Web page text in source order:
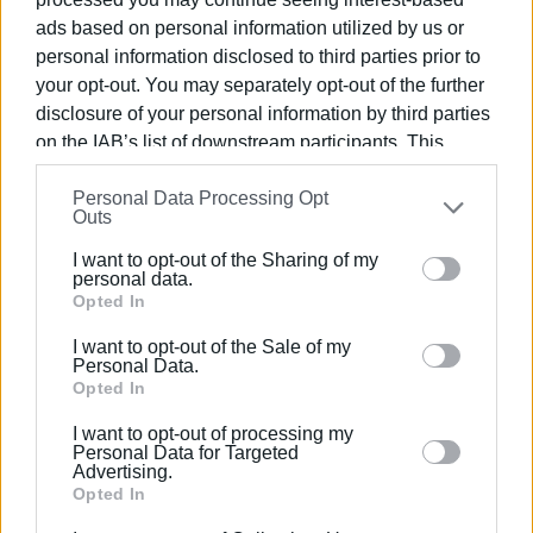
ads based on personal information utilized by us or
personal information disclosed to third parties prior to
your opt-out. You may separately opt-out of the further
disclosure of your personal information by third parties
on the IAB’s list of downstream participants. This
information may also be disclosed by us to third parties
on theIAB’s List of Downstream Participants
that may
further disclose it to other third parties.
Please note that this website/app uses one or more
Google services and may gather and store information
behaviour. You may click to grant or deny consent to
Google and its third-party tags to use your data for
section.
Personal Data Processing Opt
Outs
I want to opt-out of the Sharing of my
personal data.
Opted In
I want to opt-out of the Sale of my
Personal Data.
Opted In
I want to opt-out of processing my
Personal Data for Targeted
Advertising.
Opted In
τη θάλασσα και το δημόσιο συμφέρον. Και ταυτόχρονα
αν η Κέρκυρα θα έχει, επιτέλους, μια πολιτική που να
συνδέει κάθε νέα δραστηριότητα με τα όρια αντοχής
του τόπου. Διαφορετικά τι νόημα έχει η απόδοση
μέρους του παραλιακού μετώπου στον Δήμο;
πίεση. Και αυτή η πίεση δεν περιμένει τις μελέτες.
Εμφανίσεις: 3454
ΓΙΩΡΓΟΣ ΚΑΤΣΑΪΤΗΣ